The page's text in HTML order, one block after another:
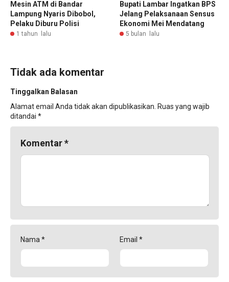
Mesin ATM di Bandar
Lampung Nyaris Dibobol,
Pelaku Diburu Polisi
1 tahun lalu
Bupati Lambar Ingatkan BPS
Jelang Pelaksanaan Sensus
Ekonomi Mei Mendatang
5 bulan lalu
Tidak ada komentar
Tinggalkan Balasan
Alamat email Anda tidak akan dipublikasikan. Ruas yang wajib
ditandai *
Komentar*
Nama * Email *